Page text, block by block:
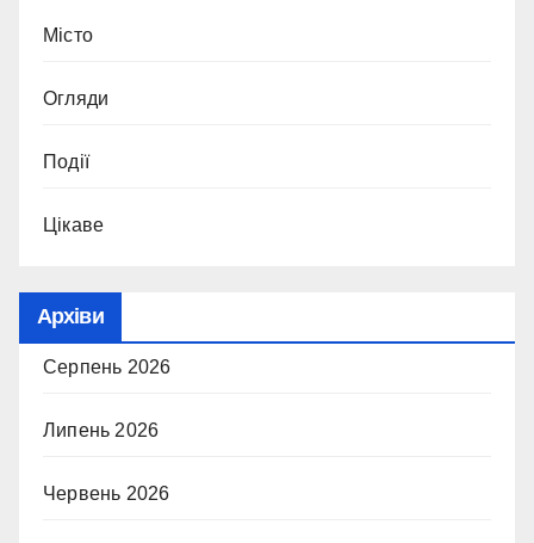
Місто
Огляди
Події
Цікаве
Архіви
Серпень 2026
Липень 2026
Червень 2026